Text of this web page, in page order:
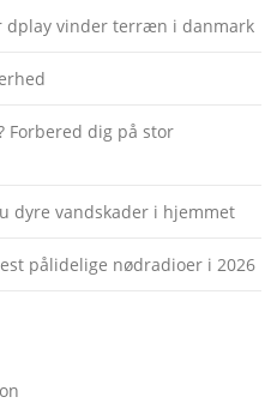
dplay vinder terræn i danmark
Forbered dig på stor
dyre vandskader i hjemmet
pålidelige nødradioer i 2026